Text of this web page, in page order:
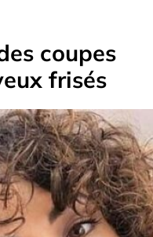
coupes
frisés